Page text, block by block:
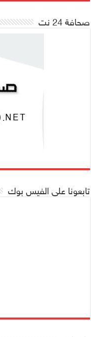
صحافة 24 نت
تابعونا على الفيس بوك